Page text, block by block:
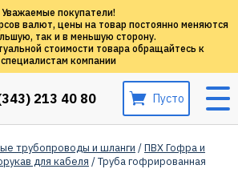
Уважаемые покупатели!
валют, цены на товар постоянно меняются
так и в меньшую сторону.
стоимости товара обращайтесь к
специалистам компании
213 40 80 Пусто
трубопроводы и шланги /ПВХ Гофра и
для кабеля / Труба гофрированная